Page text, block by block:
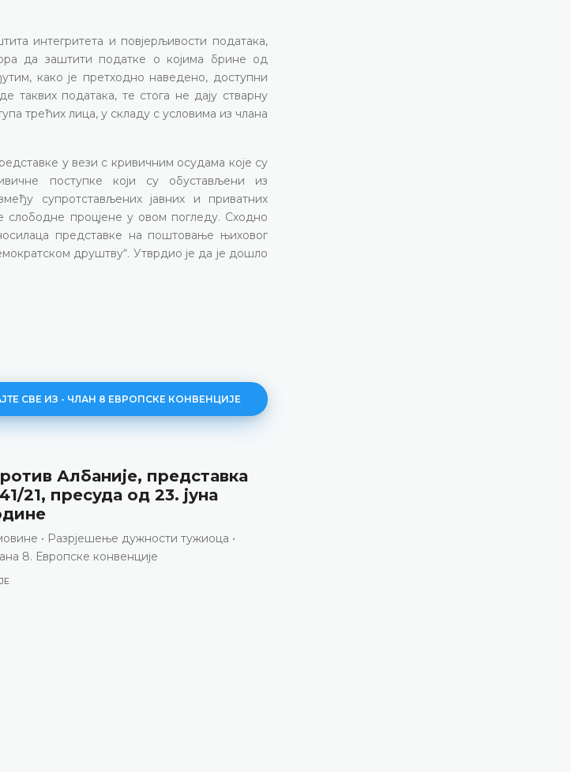
интегритета и повјерљивости података,
да заштити податке о којима брине од
како је претходно наведено, доступни
података, те стога не дају стварну
трећих лица, у складу с условима из члана
у вези с кривичним осудама које су
поступке који су обустављени из
супротстављених јавних и приватних
слободне процјене у овом погледу. Сходно
представке на поштовање њиховог
друштву“. Утврдио је да је дошло
СВЕ ИЗ - ЧЛАН 8 ЕВРОПСКЕ КОНВЕНЦИЈЕ
Албаније, представка
21, пресуда од 23. јуна
• Разрјешење дужности тужиоца •
8. Европске конвенције